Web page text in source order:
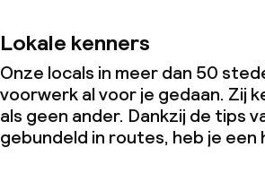
Lokale kenners
Onze locals in meer dan 50
voorwerk al voor je gedaan. Zij
als geen ander. Dankzij de tips
gebundeld in routes, heb je een